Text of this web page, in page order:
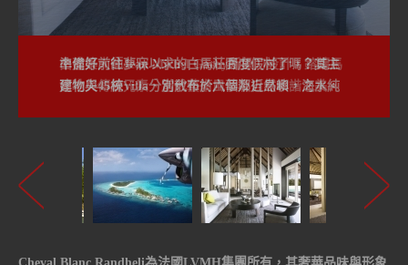
準備好前往夢寐以求的白馬莊園度假村了嗎？其主
建物與45棟Villa分別散布於六個鄰近島嶼，海水純
由建築大師Jean Michel Gathy所操刀設計，鎔鑄馬
爾地夫傳統元素、當代藝術風華及自然和諧之美。